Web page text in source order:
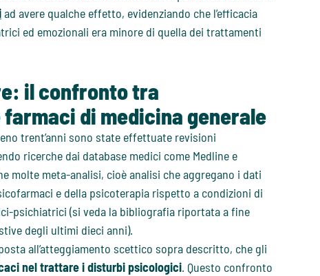
ad avere qualche effetto, evidenziando che l’efficacia
ed emozionali era minore di quella dei trattamenti
il confronto tra
di medicina generale
trent’anni sono state effettuate revisioni
ricerche dai database medici come Medline e
molte meta-analisi, cioè analisi che aggregano i dati
e della psicoterapia rispetto a condizioni di
psichiatrici (si veda la bibliografia riportata a fine
degli ultimi dieci anni).
all’atteggiamento scettico sopra descritto, che gli
nel trattare i disturbi psicologici. Questo confronto